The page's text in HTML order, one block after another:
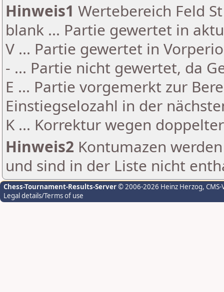
Hinweis1 Wertebereich Feld
blank ... Partie gewertet in
V ... Partie gewertet in
- ... Partie nicht gewertet, da
E ... Partie vorgemerkt zur
Einstiegselozahl in der
K ... Korrektur wegen
Hinweis2 Kontumazen
und sind in der Liste nicht
Chess-Tournament-Results-Server© 2006-2026 Heinz Herzog,
Legal details/Terms of use